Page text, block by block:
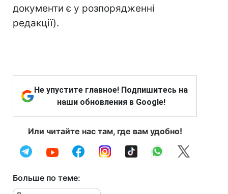
документи є у розпорядженні
редакції).
Не упустите главное! Подпишитесь на
наши обновления в Google!
Или читайте нас там, где вам удобно!
Больше по теме: